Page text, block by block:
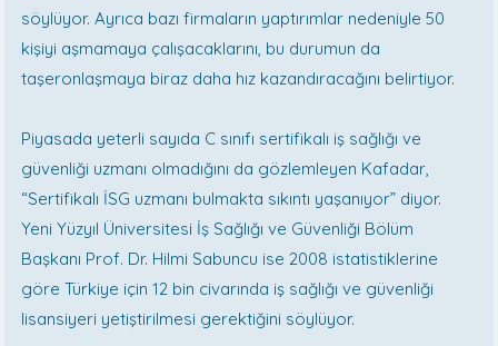
söylüyor. Ayrıca bazı firmaların yaptırımlar nedeniyle 50
kişiyi aşmamaya çalışacaklarını, bu durumun da
taşeronlaşmaya biraz daha hız kazandıracağını belirtiyor.
Piyasada yeterli sayıda C sınıfı sertifikalı iş sağlığı ve
güvenliği uzmanı olmadığını da gözlemleyen Kafadar,
“Sertifikalı İSG uzmanı bulmakta sıkıntı yaşanıyor” diyor.
Yeni Yüzyıl Üniversitesi İş Sağlığı ve Güvenliği Bölüm
Başkanı Prof. Dr. Hilmi Sabuncu ise 2008 istatistiklerine
göre Türkiye için 12 bin civarında iş sağlığı ve güvenliği
lisansiyeri yetiştirilmesi gerektiğini söylüyor.